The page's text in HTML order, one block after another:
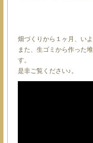
畑づくりから１ヶ月、い
また、生ゴミから作った
す。
是非ご覧ください♪。